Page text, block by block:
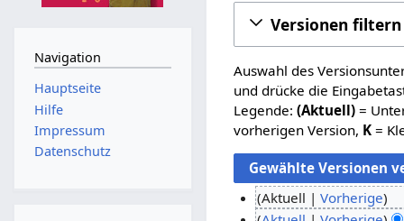
Versionen filtern
Auswahl des
und drücke die
Legende:(Aktuell) =
vorherigen Version, K =
Aktuell Vorherige
K
Navigation
Hauptseite
Hilfe
Impressum
Datenschutz